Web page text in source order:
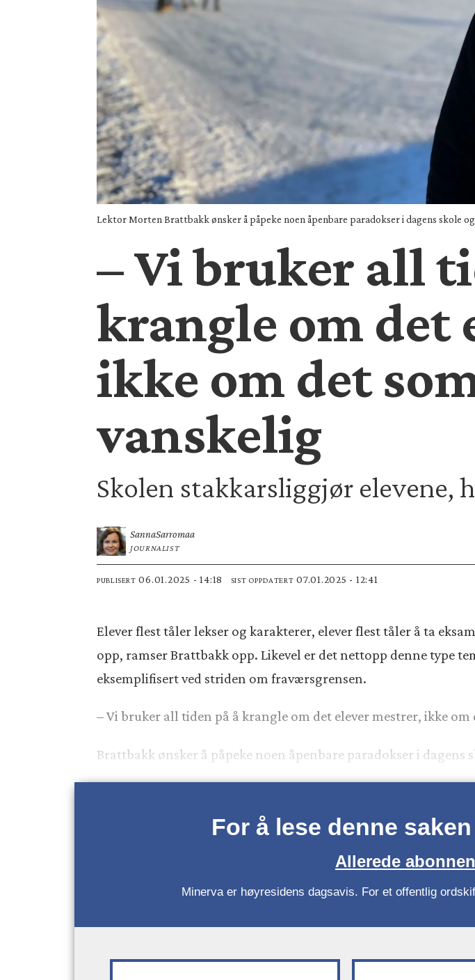
Lektor Morten Brattbakk ønsker å påpeke noen åpenbare paradokser i dagens skole
– Vi bruker all
krangle om det
ikke om det
vanskelig
Skolen stakkarsliggjør elevene,
SannaSarromaa
JOURNALIST
PUBLISERT 06.01.2025 - 14:18 SIST OPPDATERT 07.01.2025 - 12:41
Elever flest tåler lekser og karakterer, elever flest tåler å ta
opp, ramser Brattbakk opp. Likevel er det nettopp denne type
eksemplifisert ved striden om fraværsgrensen.
– Vi bruker all tiden på å krangle om det elever mestrer, ikke
Brattbakk ønsker å påpeke noen åpenbare paradokser i dagens
For å lese denne
Allerede
Minerva er høyresidens dagsavis. For et offentlig